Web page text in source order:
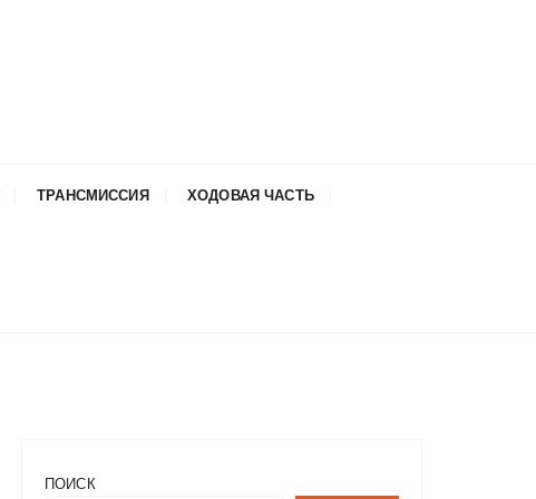
ТРАНСМИССИЯ ХОДОВАЯ ЧАСТЬ
ПОИСК